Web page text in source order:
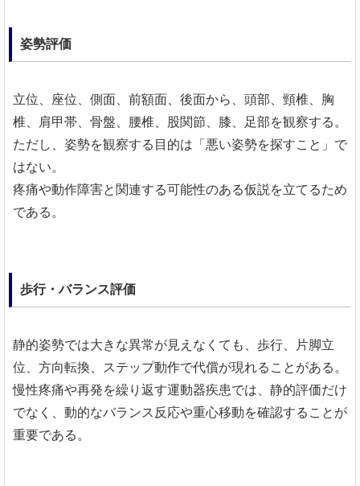
姿勢評価
立位、座位、側面、前額面、後面から、頭部、頸椎、胸
椎、肩甲帯、骨盤、腰椎、股関節、膝、足部を観察する。
ただし、姿勢を観察する目的は「悪い姿勢を探すこと」で
はない。
疼痛や動作障害と関連する可能性のある仮説を立てるため
である。
歩行・バランス評価
静的姿勢では大きな異常が見えなくても、歩行、片脚立
位、方向転換、ステップ動作で代償が現れることがある。
慢性疼痛や再発を繰り返す運動器疾患では、静的評価だけ
でなく、動的なバランス反応や重心移動を確認することが
重要である。